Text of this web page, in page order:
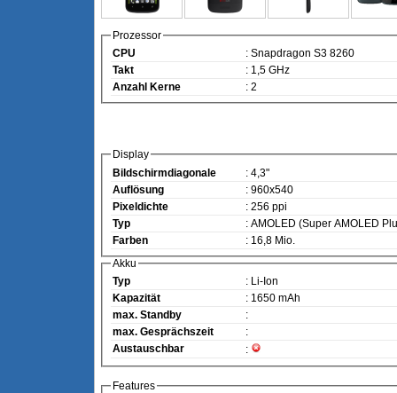
Prozessor
CPU
: Snapdragon S3 8260
Takt
: 1,5 GHz
Anzahl Kerne
: 2
Display
Bildschirmdiagonale
: 4,3"
Auflösung
: 960x540
Pixeldichte
: 256 ppi
Typ
: AMOLED (Super AMOLED
Farben
: 16,8 Mio.
Akku
Typ
: Li-Ion
Kapazität
: 1650 mAh
max. Standby
:
max. Gesprächszeit
:
Austauschbar
:
Features